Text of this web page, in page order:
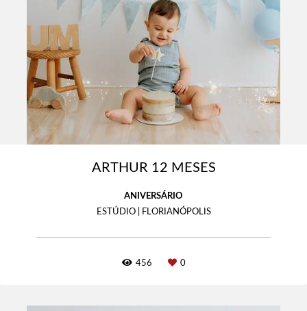
ARTHUR 12 MESES
ANIVERSÁRIO
ESTÚDIO | FLORIANÓPOLIS
456 0